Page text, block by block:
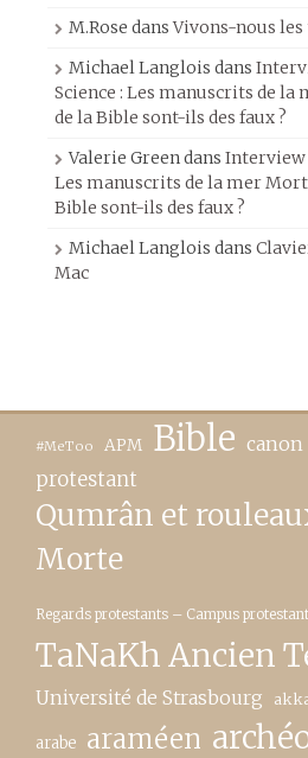
M.Rose dansVivons-nous les
Michael Langlois dans
Science : Les manuscrits de la
de la Bible sont-ils des faux ?
Valerie Greendans Interview
Les manuscrits de la mer
Bible sont-ils des faux ?
Michael Langlois dans
Mac
#MeToo APM Bible canon
protestant
Qumrân et
Morte
Regards protestants – Campus protestant
TaNaKh Ancien
Université de Strasbourg
arabe araméen